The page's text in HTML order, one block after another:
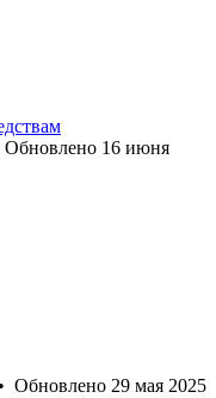
Обновлено 16 июня
• Обновлено 29 мая 2025